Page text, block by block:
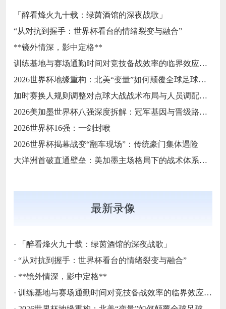
「醉看烽火九十载：绿茵酒馆的深夜战歌」
“从对抗到握手：世界杯看台的情绪裂变与融合”
**镜外情深，影中定格**
训练基地与赛场通勤时间对竞技备战效率的临界效应研究
2026世界杯地缘重构：北美“变量”如何颠覆全球足球秩序
加时赛换人规则调整对点球大战战术布局与人员调配的影响分析
2026美加墨世界杯八强深度拆解：冠军基因与晋级路线终极预演
2026世界杯16强：一剑封喉
2026世界杯揭幕战变“翻车现场”：传统豪门集体遇险
大洋洲首破直通壁垒：美加墨主场格局下的战术体系重构
最新录像
·
「醉看烽火九十载：绿茵酒馆的深夜战歌」
· “从对抗到握手：世界杯看台的情绪裂变与融合”
· **镜外情深，影中定格**
· 训练基地与赛场通勤时间对竞技备战效率的临界效应研究